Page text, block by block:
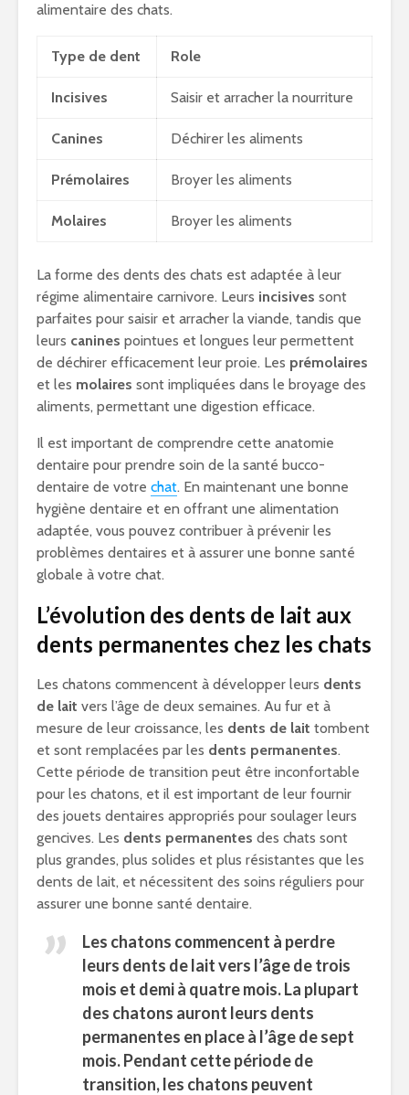
alimentaire des chats.
Type de dent Role
Incisives Saisir et arracher la nourriture
Canines Déchirer les aliments
Prémolaires Broyer les aliments
Molaires Broyer les aliments
La forme des dents des chats est adaptée à leur
régime alimentaire carnivore. Leurs incisives sont
parfaites pour saisir et arracher la viande, tandis que
leurs canines pointues et longues leur permettent
de déchirer efficacement leur proie. Les prémolaires
et les molaires sont impliquées dans le broyage des
aliments, permettant une digestion efficace.
Il est important de comprendre cette anatomie
dentaire pour prendre soin de la santé bucco-
dentaire de votre chat. En maintenant une bonne
hygiène dentaire et en offrant une alimentation
adaptée, vous pouvez contribuer à prévenir les
problèmes dentaires et à assurer une bonne santé
globale à votre chat.
L’évolution des dents de lait aux
dents permanentes chez les chats
Les chatons commencent à développer leurs dents
de lait vers l’âge de deux semaines. Au fur et à
mesure de leur croissance, les dents de lait tombent
et sont remplacées par les dents permanentes.
Cette période de transition peut être inconfortable
pour les chatons, et il est important de leur fournir
des jouets dentaires appropriés pour soulager leurs
gencives. Les dents permanentes des chats sont
plus grandes, plus solides et plus résistantes que les
dents de lait, et nécessitent des soins réguliers pour
assurer une bonne santé dentaire.
Les chatons commencent à perdre
leurs dents de lait vers l’âge de trois
mois et demi à quatre mois. La plupart
des chatons auront leurs dents
permanentes en place à l’âge de sept
mois. Pendant cette période de
transition, les chatons peuvent